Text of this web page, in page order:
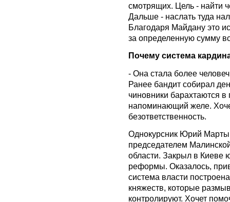
смотрящих. Цель - найти
Дальше - наслать туда
Благодаря Майдану это
за определенную сумму
Почему система
- Она стала более
Ранее бандит собирал
чиновники барахтаются в
напоминающий желе.
безответственность.
Однокурсник Юрий
председателем
области. Закрыл в Киеве
реформы. Оказалось,
система власти
княжеств, которые
контролируют. Хочет